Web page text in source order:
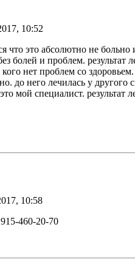
10:52
что это абсолютно не
болей и проблем.
нет проблем со здоровьем.
до него лечилась у
мой специалист.
10:58
460-20-70